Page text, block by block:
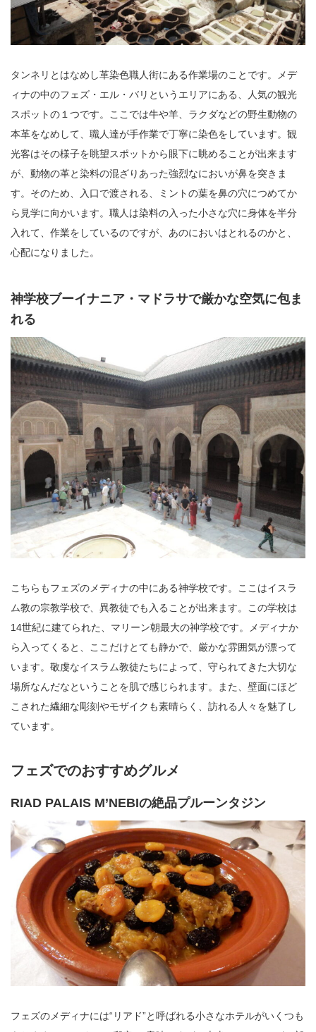
タンネリとはなめし革染色職人街にある作業場のことです。メデ
ィナの中のフェズ・エル・バリというエリアにある、人気の観光
スポットの１つです。ここでは牛や羊、ラクダなどの野生動物の
本革をなめして、職人達が手作業で丁寧に染色をしています。観
光客はその様子を眺望スポットから眼下に眺めることが出来ます
が、動物の革と染料の混ざりあった強烈なにおいが鼻を突きま
す。そのため、入口で渡される、ミントの葉を鼻の穴につめてか
ら見学に向かいます。職人は染料の入った小さな穴に身体を半分
入れて、作業をしているのですが、あのにおいはとれるのかと、
心配になりました。
神学校ブーイナニア・マドラサで厳かな空気に包ま
れる
こちらもフェズのメディナの中にある神学校です。ここはイスラ
ム教の宗教学校で、異教徒でも入ることが出来ます。この学校は
14世紀に建てられた、マリーン朝最大の神学校です。メディナか
ら入ってくると、ここだけとても静かで、厳かな雰囲気が漂って
います。敬虔なイスラム教徒たちによって、守られてきた大切な
場所なんだなということを肌で感じられます。また、壁面にほど
こされた繊細な彫刻やモザイクも素晴らく、訪れる人々を魅了し
ています。
フェズでのおすすめグルメ
RIAD PALAIS M’NEBIの絶品プルーンタジン
フェズのメディナには“リアド”と呼ばれる小さなホテルがいくつも